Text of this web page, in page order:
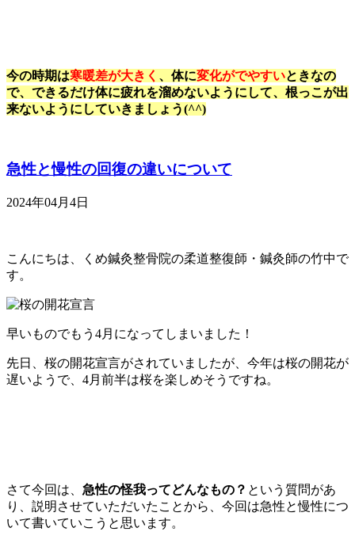
今の時期は寒暖差が大きく 、体に変化がでやすいときなの
で、できるだけ体に疲れを溜めないようにして、根っこが出
来ないようにしていきましょう(^^)
急性と慢性の回復の違いについて
2024年04月4日
こんにちは、くめ鍼灸整骨院の柔道整復師・鍼灸師の竹中で
す。
早いものでもう4月になってしまいました！
先日、桜の開花宣言がされていましたが、今年は桜の開花が
遅いようで、4月前半は桜を楽しめそうですね。
さて今回は、 急性の怪我ってどんなもの？ という質問があ
り、説明させていただいたことから、今回は急性と慢性につ
いて書いていこうと思います。